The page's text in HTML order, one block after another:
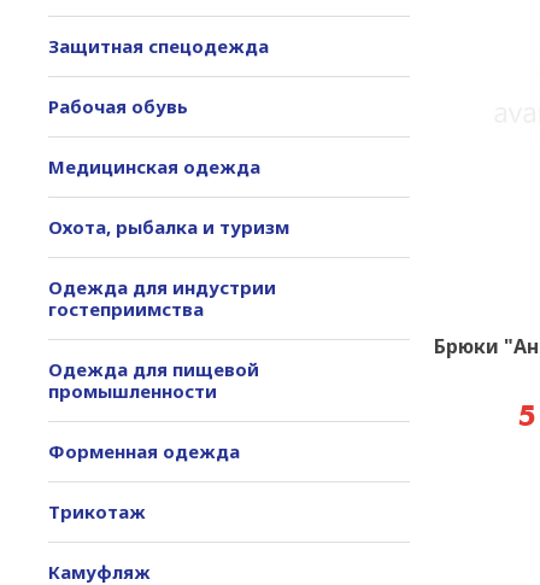
Защитная спецодежда
Рабочая обувь
Медицинская одежда
Охота, рыбалка и туризм
Одежда для индустрии
гостеприимства
Одежда для пищевой
промышленности
Форменная одежда
Трикотаж
Камуфляж
Брюки